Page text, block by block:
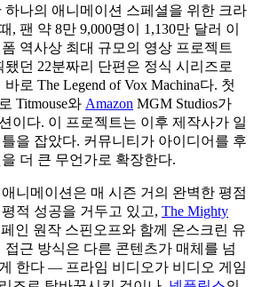
하나의 애니메이션 스페셜을 위한 크라
, 팬 약 8만 9,000명이 1,130만 달러 이
역사상 최대 규모의 영상 프로젝트
던 22분짜리 단편은 정식 시리즈로
로 The Legend of Vox Machina다. 첫
Titmouse와 Amazon MGM Studios가
이다. 이 프로젝트는 이후 제작사가 일
을 잡았다. 커뮤니티가 아이디어를 후
더 큰 무언가로 확장한다.
니메이션은 매 시즌 거의 완벽한 평점
적 성공을 거두고 있고, The Mighty
인 원작 스핀오프와 함께 온스크린 유
근 방식은 다른 콘텐츠가 매체를 넘
한다 — 프라임 비디오가 비디오 게임